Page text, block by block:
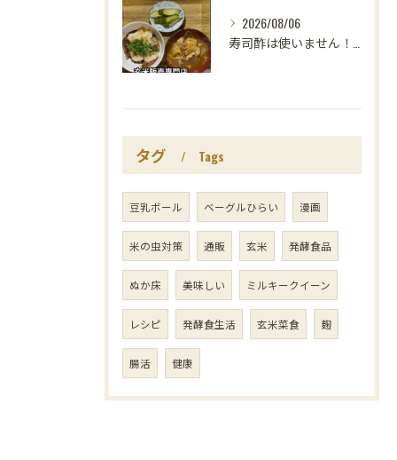
2026/08/06
寿司酢は使いません！😳
タグ Tags
豆乳ボール ベーグルひらい 漫画
米の虫対策 通販 玄米 発酵食品
ぬか床 美味しい ミルキークイーン
レシピ 発酵食生活 玄米菜食 麹
腸活 健康